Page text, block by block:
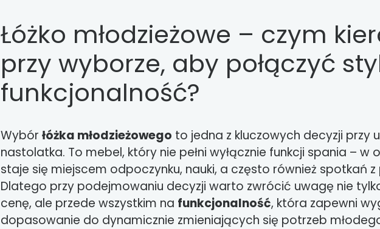
Łóżko młodzieżowe – czym
przy wyborze, aby połączyć
funkcjonalność?
Wybór łóżka młodzieżowego to jedna z kluczowych decyzji przy
nastolatka. To mebel, który nie pełni wyłącznie funkcji spania – w
staje się miejscem odpoczynku, nauki, a często również spotkań z
Dlatego przy podejmowaniu decyzji warto zwrócić uwagę nie
cenę, ale przede wszystkim na funkcjonalność, która zapewni
dopasowanie do dynamicznie zmieniających się potrzeb